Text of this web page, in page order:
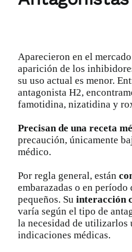
Aparecieron en el
aparición de los
su uso actual es menor.
antagonista H2,
famotidina, nizatidina y
Precisan de una receta
precaución, únicamente
médico.
Por regla general, están
embarazadas o en
pequeños. Su interacción
varía según el tipo de
la necesidad de utilizarlos
indicaciones médicas.